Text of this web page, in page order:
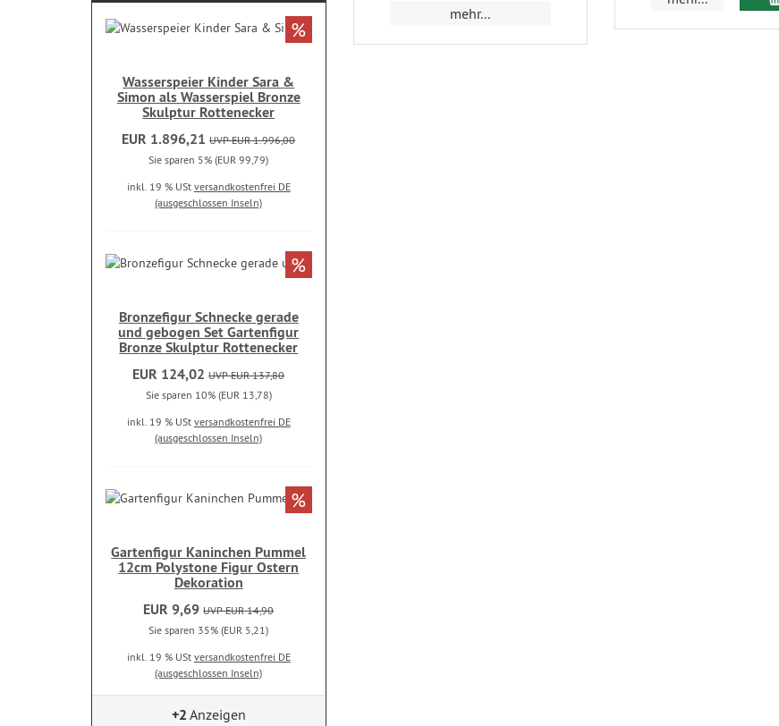
mehr...
Wasserspeier Kinder Sara &
Simon als Wasserspiel Bronze
Skulptur Rottenecker
EUR 1.896,21 UVP EUR 1.996,00
Sie sparen 5% (EUR 99,79)
inkl. 19 % USt versandkostenfrei DE
(ausgeschlossen Inseln)
%
Bronzefigur Schnecke gerade
und gebogen Set Gartenfigur
Bronze Skulptur Rottenecker
EUR 124,02 UVP EUR 137,80
Sie sparen 10% (EUR 13,78)
inkl. 19 % USt versandkostenfrei DE
(ausgeschlossen Inseln)
%
Gartenfigur Kaninchen Pummel
12cm Polystone Figur Ostern
Dekoration
EUR 9,69 UVP EUR 14,90
Sie sparen 35% (EUR 5,21)
inkl. 19 % USt versandkostenfrei DE
(ausgeschlossen Inseln)
%
+2 Anzeigen